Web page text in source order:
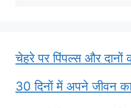
चेहरे पर पिंपल्स और दानों
30 दिनों में अपने जीवन